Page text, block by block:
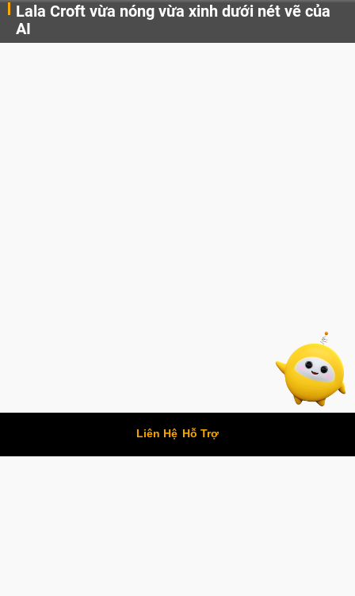
Lala Croft vừa nóng vừa xinh dưới nét vẽ của
AI
Liên Hệ Hỗ Trợ